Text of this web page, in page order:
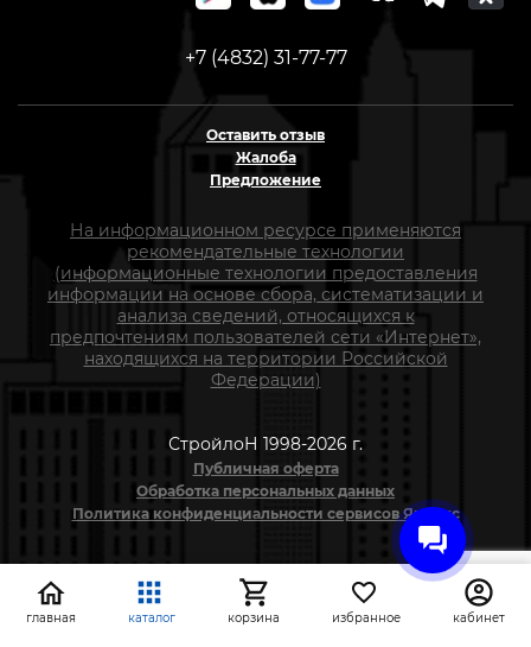
+7 (4832) 31-77-77
Оставить отзыв
Жалоба
Предложение
На информационном ресурсе применяются
рекомендательные технологии
(информационные технологии предоставления
информации на основе сбора, систематизации и
анализа сведений, относящихся к
предпочтениям пользователей сети «Интернет»,
находящихся на территории Российской
Федерации)
СтройлоН 1998-2026 г.
Публичная оферта
Обработка персональных данных
Политика конфиденциальности сервисов Яндекс
главная каталог корзина избранное кабинет